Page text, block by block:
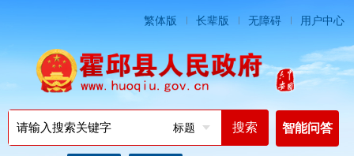
繁体版 长辈版 无障碍 用户中心
标题 智能问答